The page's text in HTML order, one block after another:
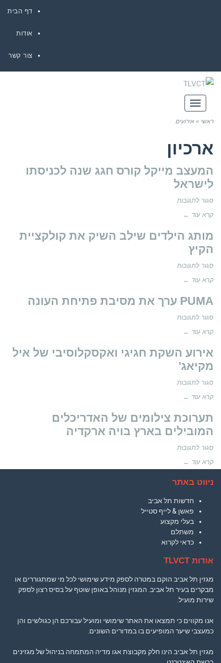
דף הבית
אודות
צור קשר
תפריט
ראשי » אירועים
ארכיון
המעצב מייקל קורס חגג שנה לכניסתו
לישראל
סגור לתגובות
קורס
שנה
לישראל
קרא עוד ←
מותג הילדים שילב השיק את קולקציית
הקיץ
סגור לתגובות
שילב
השיק
קרא עוד ←
PUMA ערך את מסיבת פתיחת העונה
סגור לתגובות
את
פתיחת
קרא עוד ←
אירוע השקת חגיגי ואקסקלוסיבי של איל
מקיאג'
סגור לתגובות
חגיגי
ואקסקלוסיבי
של
מקיאג'
קרא עוד ←
תערוכת צילומים של האדריכלים
המובילים בארץ בויה ארקדיה
סגור לתגובות
האדריכלים
המובילים
בארץ
בויה
ארקדיה
קרא עוד ←
ניווט באתר
חדשות תל אביב
פאשן & לייף סטייל
בעלי מקצוע
משתלם
כדאי לקרוא
אודות TLVCT
מגזין תל אביב הוקם במטרה לספק מידע שימושי לכל מי שמתגוררים או
מבקרים בעיר תל אביב. המגזין מנוהל באופן שוטף על בסיס רצון לספק
שירות מועיל.
אנו מקווים כי תמצאו את האתר שימושי ומועיל עבורכם הן כגולשים והן
כמעצבי שיער המופיעים בו במדורים השונים.
מגזין תל אביב הינו חלק מקבוצת אגו מדיה המתמחה בניהול של מגזינים